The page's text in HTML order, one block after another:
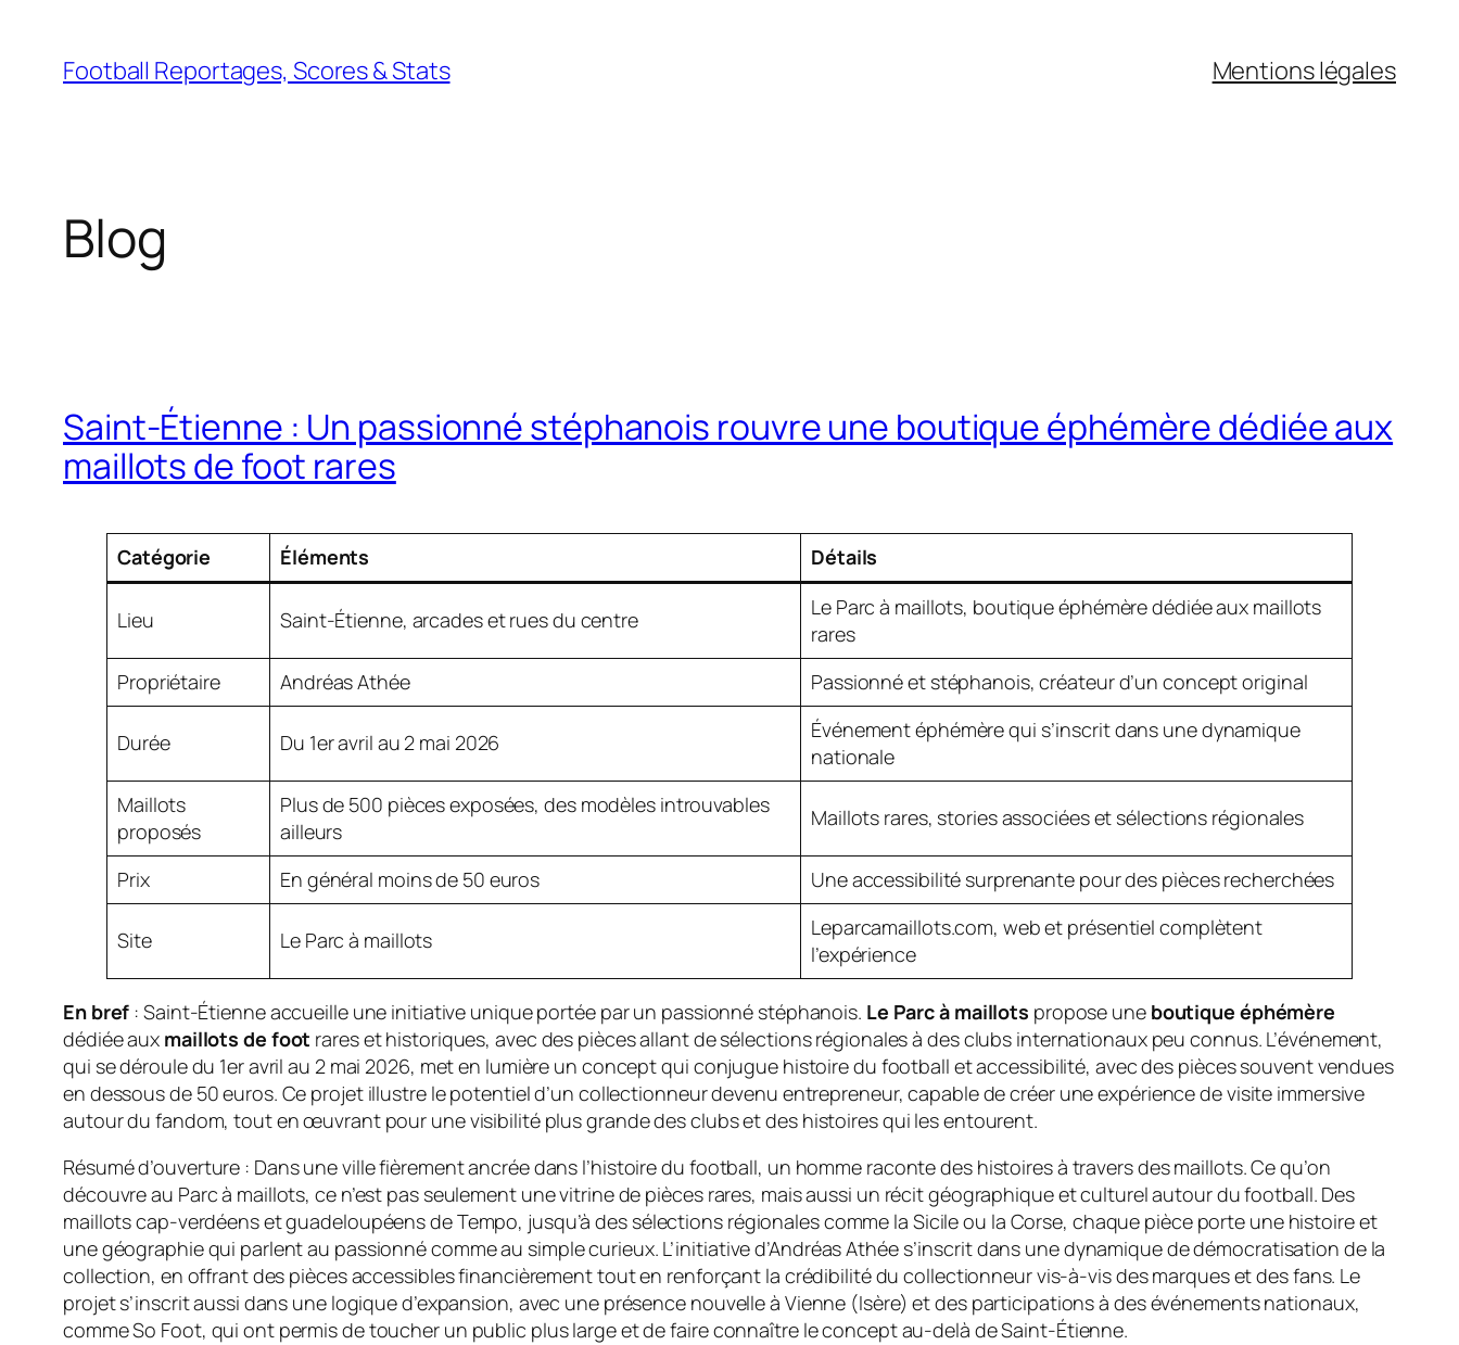
contenu
Football Reportages, Scores & Stats Mentions légales
Blog
Saint-Étienne : Un passionné stéphanois rouvre une boutique éphémère dédiée aux
maillots de foot rares
Catégorie Éléments Détails
Lieu Saint-Étienne, arcades et rues du centre
Le Parc à maillots, boutique éphémère dédiée aux maillots
rares
Propriétaire
Andréas Athée Passionné et stéphanois, créateur d’un concept original
Durée Du 1er avril au 2 mai 2026
Événement éphémère qui s’inscrit dans une dynamique
nationale
Maillots
proposés
Plus de 500 pièces exposées, des modèles introuvables
ailleurs
Maillots rares, stories associées et sélections régionales
Prix En général moins de 50 euros Une accessibilité surprenante pour des pièces recherchées
Site Le Parc à maillots
Leparcamaillots.com, web et présentiel complètent
l’expérience
En bref : Saint-Étienne accueille une initiative unique portée par un passionné stéphanois. Le Parc à maillots propose une boutique éphémère
dédiée aux maillots de foot rares et historiques, avec des pièces allant de sélections régionales à des clubs internationaux peu connus. L’événement,
qui se déroule du 1er avril au 2 mai 2026, met en lumière un concept qui conjugue histoire du football et accessibilité, avec des pièces souvent vendues
en dessous de 50 euros. Ce projet illustre le potentiel d’un collectionneur devenu entrepreneur, capable de créer une expérience de visite immersive
autour du fandom, tout en œuvrant pour une visibilité plus grande des clubs et des histoires qui les entourent.
Résumé d’ouverture : Dans une ville fièrement ancrée dans l’histoire du football, un homme raconte des histoires à travers des maillots. Ce qu’on
découvre au Parc à maillots, ce n’est pas seulement une vitrine de pièces rares, mais aussi un récit géographique et culturel autour du football. Des
maillots cap-verdéens et guadeloupéens de Tempo, jusqu’à des sélections régionales comme la Sicile ou la Corse, chaque pièce porte une histoire et
une géographie qui parlent au passionné comme au simple curieux. L’initiative d’Andréas Athée s’inscrit dans une dynamique de démocratisation de la
collection, en offrant des pièces accessibles financièrement tout en renforçant la crédibilité du collectionneur vis-à-vis des marques et des fans. Le
projet s’inscrit aussi dans une logique d’expansion, avec une présence nouvelle à Vienne (Isère) et des participations à des événements nationaux,
comme So Foot, qui ont permis de toucher un public plus large et de faire connaître le concept au-delà de Saint-Étienne.